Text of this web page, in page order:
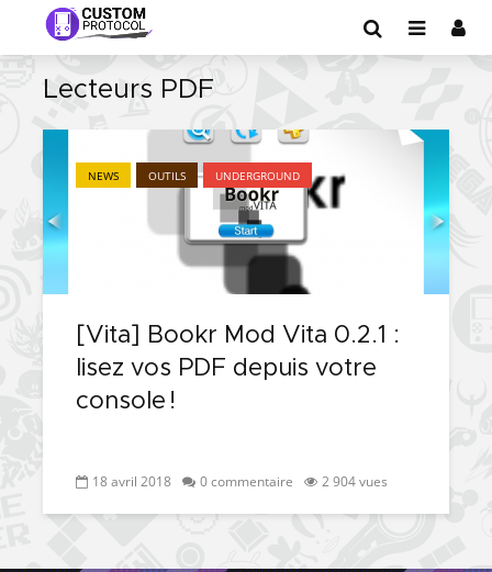
Lecteurs PDF
NEWS OUTILS UNDERGROUND
[Vita] Bookr Mod Vita 0.2.1 :
lisez vos PDF depuis votre
console !
18 avril 2018 0 commentaire 2 904 vues